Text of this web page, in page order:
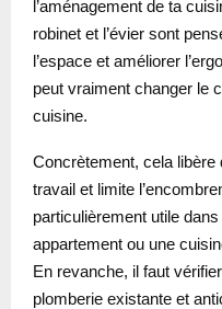
l’aménagement de ta
robinet et l’évier sont
l’espace et améliorer
peut vraiment changer le
cuisine.
Concrètement, cela libère
travail et limite
particulièrement utile
appartement ou une
En revanche, il faut
plomberie existante et